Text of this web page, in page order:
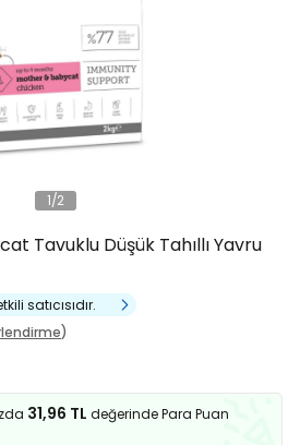
1/2
Tavuklu Düşük Tahıllı Yavru
satıcısıdır.
31,96 TL değerinde Para Puan